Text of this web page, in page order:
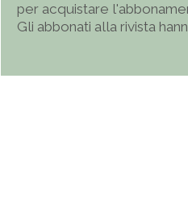
per acquistare
Gli abbonati alla rivista